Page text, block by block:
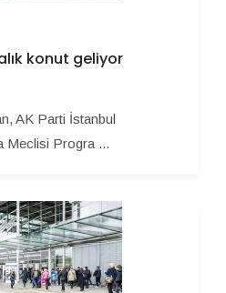
konut geliyor
AK Parti İstanbul
Meclisi Progra ...